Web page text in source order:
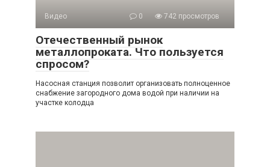
Видео 0 742 просмотров
Отечественный рынок
металлопроката. Что пользуется
спросом?
Насосная станция позволит организовать полноценное
снабжение загородного дома водой при наличии на
участке колодца